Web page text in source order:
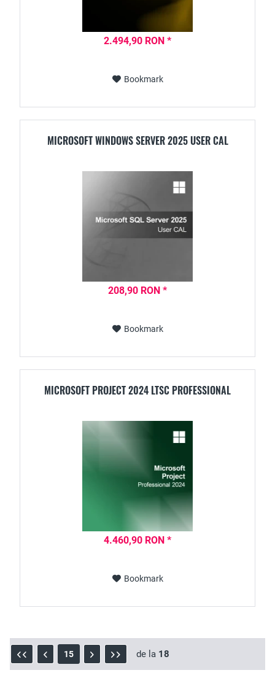
2.494,90 RON *
Bookmark
MICROSOFT WINDOWS SERVER 2025 USER CAL
208,90 RON *
Bookmark
MICROSOFT PROJECT 2024 LTSC PROFESSIONAL
4.460,90 RON *
Bookmark
15 de la 18